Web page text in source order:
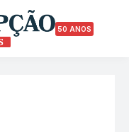
50 ANOS